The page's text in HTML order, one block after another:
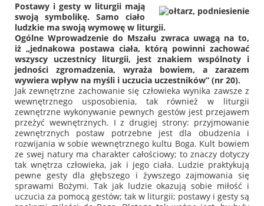
Postawy i gesty w liturgii mają
swoją symbolikę. Samo ciało
ludzkie ma swoją wymowę w liturgii.
Ogólne Wprowadzenie do Mszału zwraca uwagą na to,
iż „jednakowa postawa ciała, którą powinni zachować
wszyscy uczestnicy liturgii, jest znakiem wspólnoty i
jedności zgromadzenia, wyraża bowiem, a zarazem
wywiera wpływ na myśli i uczucia uczestników” (nr 20).
Jak zewnętrzne zachowanie się człowieka wynika zawsze z
wewnętrznego usposobienia, tak również w liturgii
zewnętrzne wykonywanie pewnych gestów jest przejawem
przeżyć wewnętrznych. I z drugiej strony: przyjmowanie
zewnętrznych postaw potrzebne jest dla obudzenia i
rozwijania w sobie wewnętrznego kultu Boga. Kult bowiem
ze swej natury ma charakter całościowy; to znaczy dotyczy
tak wnętrza człowieka, jak i jego ciała. Ludzie praktykują
pewne gesty dla głębszego i żywszego zajmowania się
sprawami Bożymi. Tak jak ludzie okazują sobie miłość i
uczucia za pomocą gestów; tak w liturgii; postawy i gesty są